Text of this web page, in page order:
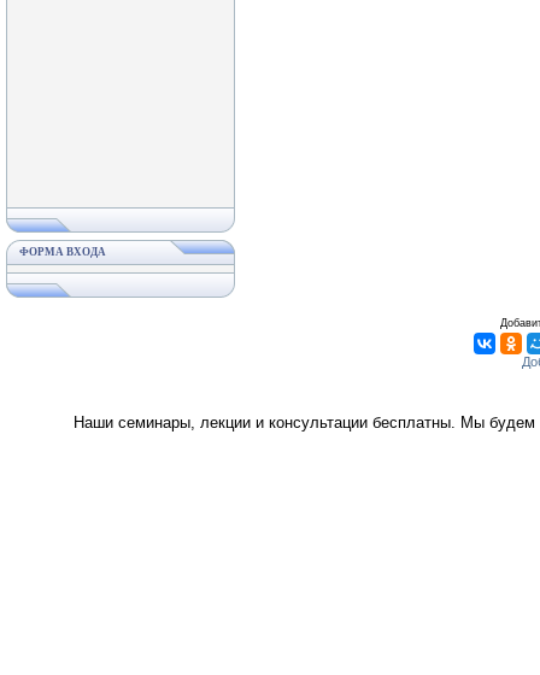
ФОРМА ВХОДА
Наши семинары, лекции и консультации бесплатны. Мы